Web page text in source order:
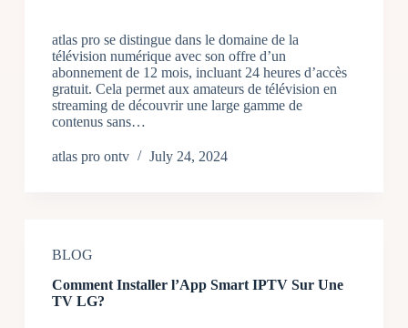
atlas pro se distingue dans le domaine de la
télévision numérique avec son offre d’un
abonnement de 12 mois, incluant 24 heures d’accès
gratuit. Cela permet aux amateurs de télévision en
streaming de découvrir une large gamme de
contenus sans…
atlas pro ontv July 24, 2024
BLOG
Comment Installer l’App Smart IPTV Sur Une
TV LG?